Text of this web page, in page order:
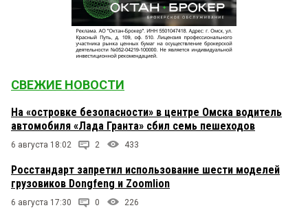
СВЕЖИЕ НОВОСТИ
На «островке безопасности» в центре Омска водитель
автомобиля «Лада Гранта» сбил семь пешеходов
6 августа 18:02 2 433
Росстандарт запретил использование шести моделей
грузовиков Dongfeng и Zoomlion
6 августа 17:30 0 226